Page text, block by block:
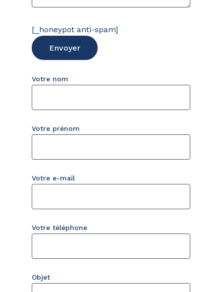
[_honeypot anti-spam]
Votre nom
Votre prénom
Votre e-mail
Votre téléphone
Objet